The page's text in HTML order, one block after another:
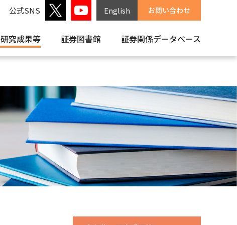
公式SNS English お問い合わせ
研究成果等 証券図書館 証券関係データベース